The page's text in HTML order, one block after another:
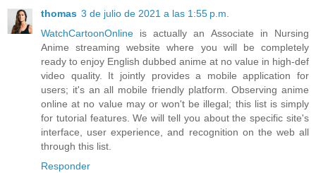
thomas 3 de julio de 2021 a las 1:55 p.m.
WatchCartoonOnline is actually an Associate in Nursing
Anime streaming website where you will be completely
ready to enjoy English dubbed anime at no value in high-def
video quality. It jointly provides a mobile application for
users; it's an all mobile friendly platform. Observing anime
online at no value may or won't be illegal; this list is simply
for tutorial features. We will tell you about the specific site's
interface, user experience, and recognition on the web all
through this list.
Responder